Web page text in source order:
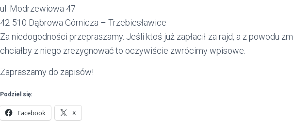
ul. Modrzewiowa 47
42-510 Dąbrowa Górnicza – Trzebiesławice
Za niedogodności przepraszamy. Jeśli ktoś już zapłacił za rajd, a z powodu
chciałby z niego zrezygnować to oczywiście zwrócimy wpisowe.
Zapraszamy do zapisów!
Podziel się:
Facebook X